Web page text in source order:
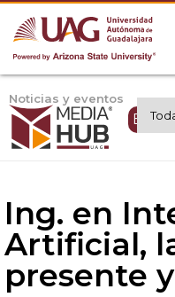
Noticias y eventos
Ing. en
Artificial,
presente